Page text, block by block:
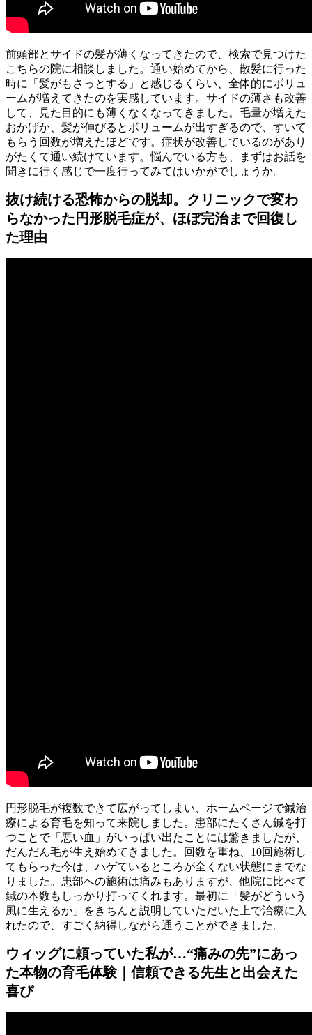
前頭部とサイドの髪が薄くなってきたので、検索で見つけた
こちらの院に相談しました。通い始めてから、散髪に行った
時に「髪がもさっとする」と感じるくらい、全体的にボリュ
ームが増えてきたのを実感しています。サイドの薄さも改善
して、見た目的にも薄くなくなってきました。毛量が増えた
おかげか、髪が伸びるとボリュームが出すぎるので、すいて
もらう回数が増えたほどです。症状が改善しているのがあり
がたくて通い続けています。悩んでいる方も、まずはお話を
聞きに行く感じで一度行ってみてはいかがでしょうか。
抜け続ける恐怖からの脱却。クリニックで変わ
らなかった円形脱毛症が、ほぼ完治まで回復し
た理由
円形脱毛が複数できて広がってしまい、ホームページで鍼治
療による育毛を知って来院しました。患部にたくさん鍼を打
つことで「悪い血」がいっぱい出たことには驚きましたが、
だんだん毛が生え始めてきました。回数を重ね、10回施術し
てもらった今は、ハゲているところが全くない状態にまでな
りました。患部への施術は痛みもありますが、他院に比べて
鍼の本数もしっかり打ってくれます。最初に「髪がどういう
風に生えるか」をきちんと説明していただいた上で治療に入
れたので、すごく納得しながら通うことができました。
ウィッグに頼っていた私が…“痛みの先”にあっ
た本物の育毛体験｜信頼できる先生と出会えた
喜び